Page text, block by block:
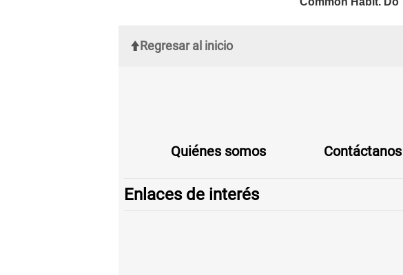
Regresar al inicio
Quiénes somos Contáctanos
Enlaces de interés